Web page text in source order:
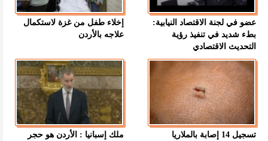
عضو في لجنة الاقتصاد النيابية:
بطء شديد في تنفيذ رؤية
التحديث الاقتصادي
إخلاء طفل من غزة لاستكمال
علاجه بالأردن
تسجيل 14 إصابة بالملاريا
ملك إسبانيا : الأردن هو حجر